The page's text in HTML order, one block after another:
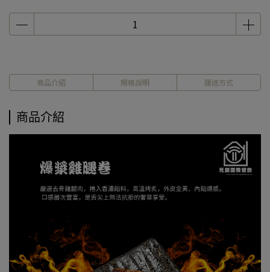
商品介紹 規格說明 運送方式
商品介紹